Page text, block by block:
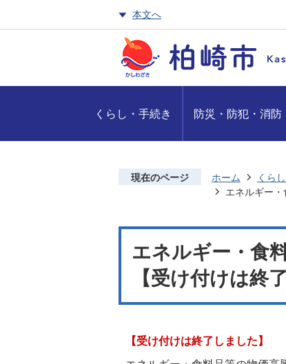
本文へ
くらし・手続き 防災・防犯・消防
現在のページ ホーム くら
エネルギー・
エネルギー・食
【受け付けは終
【受け付けは終了しました】